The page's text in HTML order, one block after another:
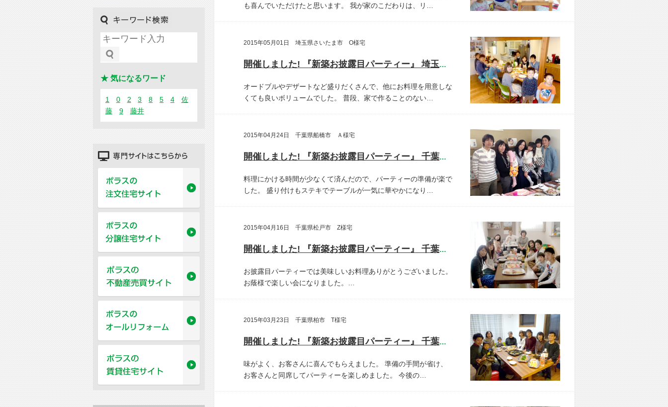
も喜んでいただけたと思います。
我が家のこだわりは、リ…
2015年05月01日 埼玉県さいたま市 O様宅
開催しました! 『新築お披露目パーティー』 埼玉県さいたま市 O様宅
オードブルやデザートなど盛りだくさんで、他にお料理を用意しな
くても良いボリュームでした。
普段、家で作ることのない…
2015年04月24日 千葉県船橋市 Ａ様宅
開催しました! 『新築お披露目パーティー』 千葉県船橋市 A様宅
料理にかける時間が少なくて済んだので、パーティーの準備が楽で
した。
盛り付けもステキでテーブルが一気に華やかになり…
2015年04月16日 千葉県松戸市 Z様宅
開催しました! 『新築お披露目パーティー』 千葉県松戸市 Z様宅
お披露目パーティーでは美味しいお料理ありがとうございました。
お蔭様で楽しい会になりました。…
2015年03月23日 千葉県柏市 T様宅
開催しました! 『新築お披露目パーティー』 千葉県柏市 T様宅
味がよく、お客さんに喜んでもらえました。
準備の手間が省け、
お客さんと同席してパーティーを楽しめました。
今後の…
★ 気になるワード
1 0 2 3 8 5 4
佐
藤
9 藤井